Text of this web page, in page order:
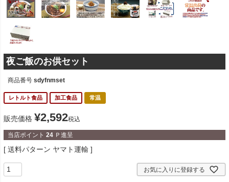
夜ご飯のお供セット
商品番号 sdyfnmset
レトルト食品 加工食品 常温
販売価格 ¥2,592税込
当店ポイント 24 Ｐ進呈
送料パターン ヤマト運輸
お気に入りに登録する